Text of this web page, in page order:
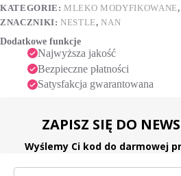
powyżej
6.
800g
i
v
:
KATEGORIE:MLEKO MODYFIKOWANE
ZNACZNIKI:NESTLE,NAN
Dodatkowe funkcje
Najwyższa jakość
Bezpieczne płatności
Satysfakcja gwarantowana
ZAPISZ SIĘ DO
Wyślemy Ci kod do darmowej